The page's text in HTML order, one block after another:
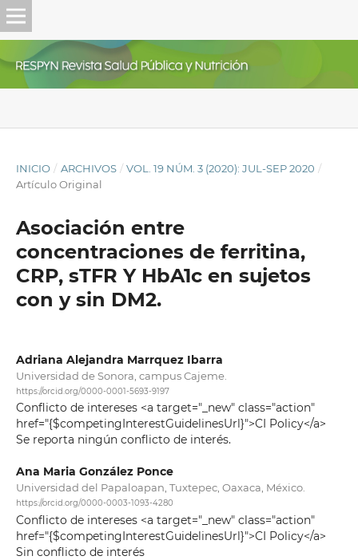
INICIO / ARCHIVOS / VOL. 19 NÚM. 3 (2020): JUL-SEP 2020 /
Artículo Original
Asociación entre
concentraciones de ferritina,
CRP, sTFR Y HbA1c en sujetos
con y sin DM2.
Adriana Alejandra Marrquez Ibarra
Universidad de Sonora, campus Cajeme.
https://orcid.org/0000-0001-5693-9197
Conflicto de intereses <a target="_new" class="action"
href="{$competingInterestGuidelinesUrl}">CI Policy</a>
Se reporta ningún conflicto de interés.
Ana Maria González Ponce
Universidad del Papaloapan, Tuxtepec, Oaxaca, México.
https://orcid.org/0000-0003-1093-4280
Conflicto de intereses <a target="_new" class="action"
href="{$competingInterestGuidelinesUrl}">CI Policy</a>
Sin conflicto de interés